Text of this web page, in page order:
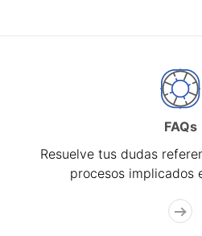
FAQs
Resuelve tus dudas
procesos implicados